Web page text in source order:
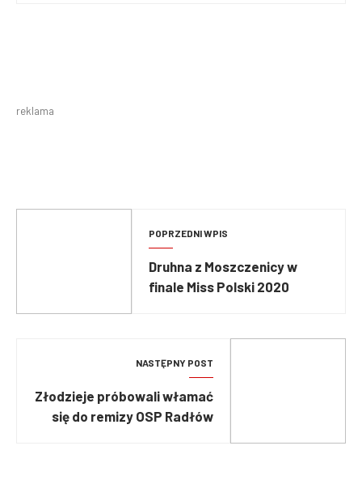
reklama
POPRZEDNI WPIS
Druhna z Moszczenicy w
finale Miss Polski 2020
NASTĘPNY POST
Złodzieje próbowali włamać
się do remizy OSP Radłów